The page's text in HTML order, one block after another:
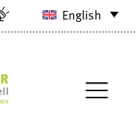
English